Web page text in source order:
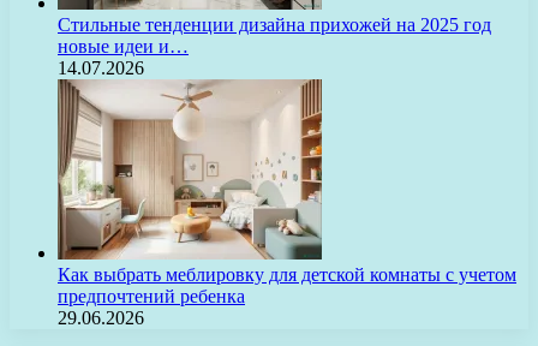
Стильные тенденции дизайна прихожей на 2025 год
новые идеи и…
14.07.2026
Как выбрать меблировку для детской комнаты с учетом
предпочтений ребенка
29.06.2026